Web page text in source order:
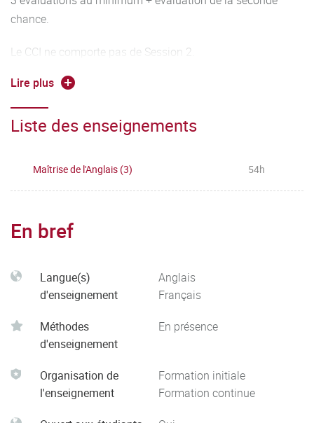
chance.
Le CCI ne comporte pas de Session 2.
Deux TD constituent principalement l'UE1. La moyenne de
l'UE1 est calculée à partir de la moyenne de chaque TD.
Une modulation de la moyenne est effectuée pour tenir
Lire plus
Liste des enseignements
Maîtrise de l'Anglais (3) 54h
En bref
Langue(s)
d'enseignement
Anglais
Français
Méthodes
d'enseignement
En présence
Organisation de
l'enseignement
Formation initiale
Formation continue